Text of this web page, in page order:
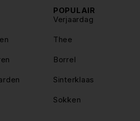
POPULAIR
Verjaardag
Thee
Borrel
Sinterklaas
Sokken